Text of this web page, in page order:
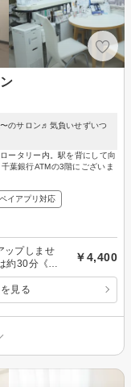
のサロン♬気負いせずいつ
ータリー内。駅を背にして向
葉銀行ATMの3階にございま
イアプリ対応
ップしませ
約30分《女
￥4,400
見る